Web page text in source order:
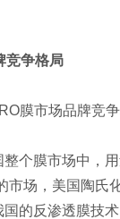
争格局
膜市场品牌竞争
膜市场中，用
市场，美国陶氏
国的反渗透膜技